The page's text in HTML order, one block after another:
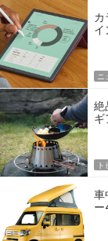
カ
イ
ニ
絶
ギ
車
ー